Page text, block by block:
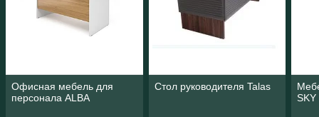
Офисная мебель для
персонала ALBA
Стол руководителя Talas
SKY